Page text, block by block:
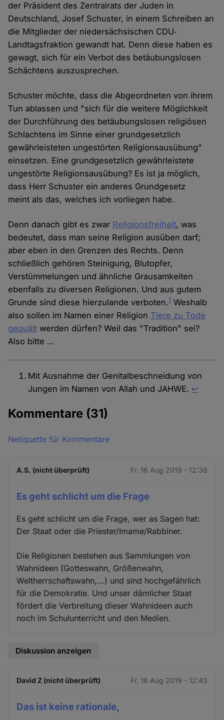
der Präsident des Zentralrats der Juden in
Deutschland, Josef Schuster, in einem Schreiben an
die Mitglieder der niedersächsischen CDU‐
Landtagsfraktion gewandt hat. Denn diese haben es
gewagt, sich für ein Verbot des betäubungslosen
Schächtens auszusprechen.
Schuster möchte, dass die Abgeordneten von ihrem
Tun ablassen und "sich für die weitere Möglichkeit
der Durchführung des betäubungslosen religiösen
Schlachtens im Sinne einer grundgesetzlich
gewährleisteten ungestörten Religionsausübung"
einsetzen. Eine grundgesetzlich gewährleistete
ungestörte Religionsausübung? Es ist ja möglich,
dass Herr Schuster ein anderes Grundgesetz
meint als das, welches ich vorliegen habe.
Denn danach gibt es zwar Religionsfreiheit, was
bedeutet, dass man seine Religion ausüben darf;
aber eben in den Grenzen des Rechts. Denn
schließlich gehören Steinigung, Blutopfer,
Verstümmelungen und ähnliche Grausamkeiten
ebenfalls zu diversen Religionen. Und aus gutem
Grunde sind diese hierzulande verboten.1 Weshalb
also sollen im Namen einer Religion Tiere zu Tode
gequält werden dürfen? Weil das "Tradition" sei?
Also bitte …
Mit Ausnahme der Genitalbeschneidung von
Jungen im Namen von Allah und JAHWE. ↩︎
Kommentare (31)
Netiquette für Kommentare
A.S. (nicht überprüft) Fr. 16 Aug 2019 - 12:38
Es geht schlicht um die Frage
Es geht schlicht um die Frage, wer as Sagen hat:
Der Staat oder die Priester/Imame/Rabbiner.
Die Religionen bestehen aus Sammlungen von
Wahnideen (Gotteswahn, Größenwahn,
Weltherrschaftswahn,...) und sind hochgefährlich
für die Demokratie. Und unser dämlicher Staat
fördert die Verbreitung dieser Wahnideen auch
noch im Schulunterricht und den Medien.
Diskussion anzeigen
David Z (nicht überprüft) Fr. 16 Aug 2019 - 12:43
Das ist keine rationale,